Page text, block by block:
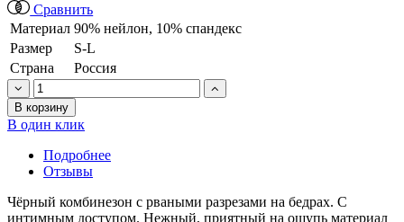
Сравнить
Материал 90% нейлон, 10% спандекс
Размер
S-L
Страна
Россия
В корзину
В один клик
Подробнее
Отзывы
Чёрный комбинезон с рваными разрезами на бедрах. С
интимным доступом. Нежный, приятный на ощупь материал